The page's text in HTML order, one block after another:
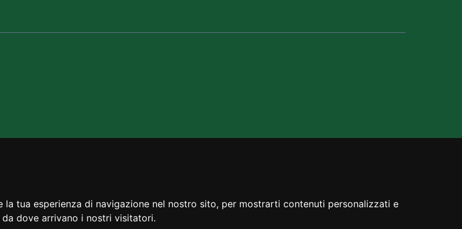
tua esperienza di navigazione nel nostro sito, per mostrarti contenuti personalizzati e
dove arrivano i nostri visitatori.